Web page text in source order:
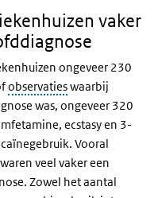
vaker
ongeveer 230
observatieswaarbij
was, ongeveer 320
ecstasy en 3-
Vooral
veel vaker een
Zowel het aantal